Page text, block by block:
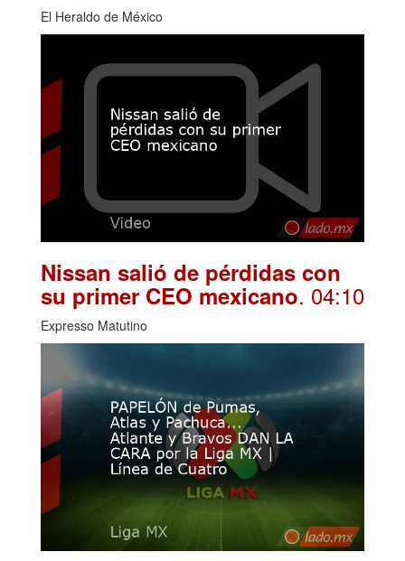
El Heraldo de México
Nissan salió de pérdidas con
su primer CEO mexicano. 04:10
Expresso Matutino